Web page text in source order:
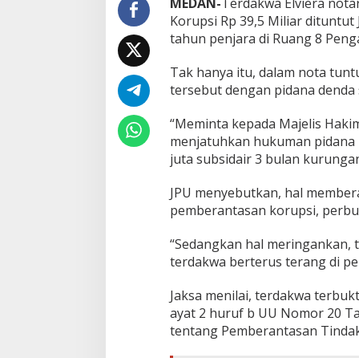
m
p
i
n
N
e
n
t
r
k
D
u
n
u
t
T
Korupsi Rp 39,5 Miliardituntut
tahun penjara di Ruang 8
Tak hanya itu, dalam nota
tersebut dengan pidana
“Meminta kepada Majelis
menjatuhkan hukuman pidana
juta subsidair 3 bulan
JPU menyebutkan, hal
pemberantasan korupsi,
“Sedangkan hal
terdakwa berterus terang di
Jaksa menilai, terdakwa
ayat 2 huruf b UU Nomor 20
tentang Pemberantasan